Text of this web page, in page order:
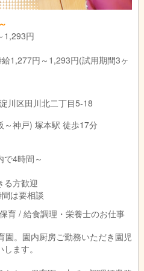
1,293円
1,277円～1,293円(試用期間3ヶ
月(同条件)
川区田川北二丁目5-18
～神戸) 塚本駅 徒歩17分
で4時間～
る方歓迎
は要相談
育 / 給食調理・栄養士のお仕事
園。園内厨房ご勤務いただき園児
ます。